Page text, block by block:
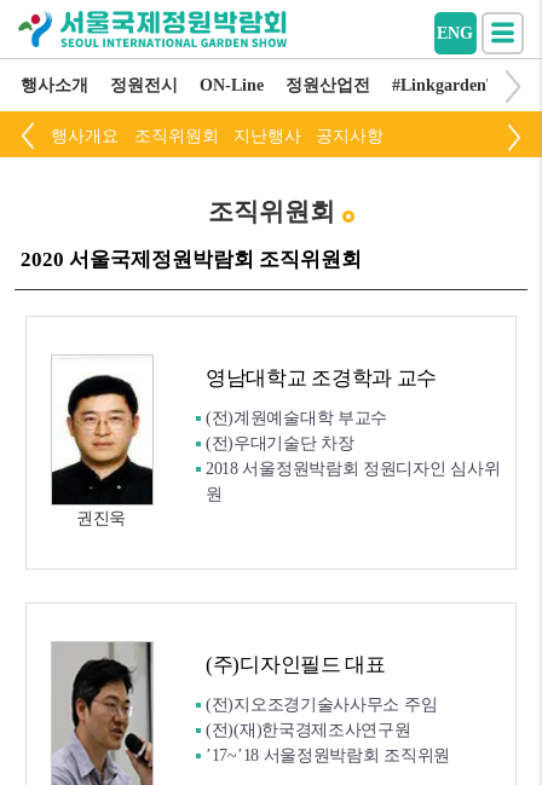
ENG
행사소개 정원전시 ON-Line 정원산업전
행사개요 조직위원회 지난행사 공지사항
조직위원회
2020 서울국제정원박람회 조직위원회
권진욱
영남대학교 조경학과 교수
(전)계원예술대학 부교수
(전)우대기술단 차장
2018 서울정원박람회 정원디자인 심사위
원
(주)디자인필드 대표
(전)지오조경기술사사무소 주임
(전)(재)한국경제조사연구원
’17~’18 서울정원박람회 조직위원